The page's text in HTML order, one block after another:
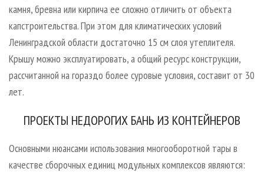
камня, бревна или кирпича ее сложно отличить от объекта
капстроительства. При этом для климатических условий
Ленинградской области достаточно 15 см слоя утеплителя.
Крышу можно эксплуатировать, а общий ресурс конструкции,
рассчитанной на гораздо более суровые условия, составит от 30
лет.
ПРОЕКТЫ НЕДОРОГИХ БАНЬ ИЗ КОНТЕЙНЕРОВ
Основными нюансами использования многооборотной тары в
качестве сборочных единиц модульных комплексов являются: